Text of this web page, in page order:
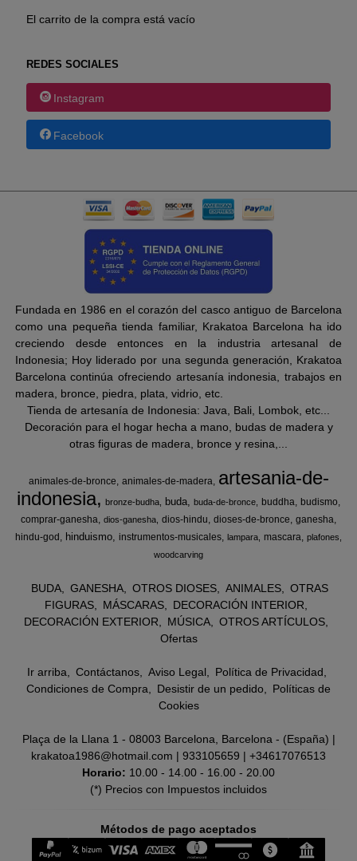
El carrito de la compra está vacío
REDES SOCIALES
Instagram
Facebook
Fundada en 1986 en el corazón del casco antiguo de Barcelona
como una pequeña tienda familiar, Krakatoa Barcelona ha ido
creciendo desde entonces en la industria artesanal de
Indonesia; Hoy liderado por una segunda generación, Krakatoa
Barcelona continúa ofreciendo artesanía indonesia, trabajos en
madera, bronce, piedra, plata, vidrio, etc.
Tienda de artesanía de Indonesia: Java, Bali, Lombok, etc...
Decoración para el hogar hecha a mano, budas de madera y
otras figuras de madera, bronce y resina,...
animales-de-bronce animales-de-madera
artesania-de-
indonesia
bronze-budha buda buda-de-bronce buddha
budismo
comprar-ganesha dios-ganesha dios-hindu dioses-de-bronce ganesha
hindu-god
hinduismo instrumentos-musicales lampara mascara plafones
woodcarving
BUDA GANESHA OTROS DIOSES ANIMALES
OTRAS
FIGURAS
MÁSCARAS
DECORACIÓN INTERIOR
DECORACIÓN EXTERIOR
MÚSICA
OTROS ARTÍCULOS
Ofertas
Ir arriba Contáctanos Aviso Legal
Política de Privacidad
Condiciones de Compra
Desistir de un pedido
Políticas de
Cookies
Plaça de la Llana 1 - 08003 Barcelona, Barcelona - (España) |
krakatoa1986@hotmail.com | 933105659 | +34617076513
Horario: 10.00 - 14.00 - 16.00 - 20.00
(*) Precios con Impuestos incluidos
Métodos de pago aceptados